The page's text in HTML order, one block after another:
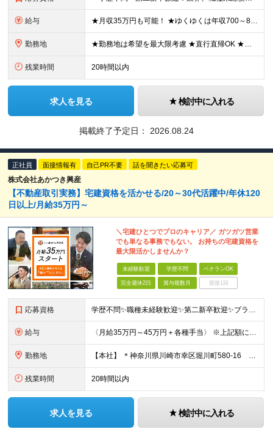
給与 ★月収35万円も可能！ ★ゆくゆくは年収700～800万円も！ ★手当が多数あり ・残業手当（100％）★1分単位で支給 ・資格手当（最大月6万円） ・結婚/出産祝金（最大3万円） 【首都圏・北関東
勤務地 ★勤務地は希望を最大限考慮 ★直行直帰OK ★車通勤のエリアもあり ★研修は、下記いずれかの研修センターで行います ・東京校（東京本社とアクセスは同様） ・大阪校（大阪府大阪市中央区道修町 2-1-1
残業時間 20時間以内
求人を見る 検討中に入れる
掲載終了予定日： 2026.08.24
正社員 面接情報有 自己PR不要 話を聞きたい応募可
株式会社あかつき興産
【不動産取引実務】宅建資格を活かせる/20～30代活躍中/年休120
日以上/月給35万円～
＼宅建ひとつでプロのキャリア／ ガツガツ営業
でも単なる事務でもない。 お持ちの宅建資格を
最大限活かしませんか？
未経験歓迎 学歴不問 ベテランOK
完全週休2日 賞与複数月 面接1回
応募資格 学歴不問✨職種未経験歓迎✨第二新卒歓迎✨ブランクOK❕ ■宅地建物取引士の資格をお持ちの方 （宅建試験に合格していて宅建士証未交付の方もOK） ◎不動産業界の経験をお持ちの方は歓迎します！
給与 〈月給35万円～45万円＋各種手当〉 ※上記額にはみなし残業代（45時間分・8万700円以上）および一律支給の宅建手当（2万円）を含みます。超過分は全額支給いたします。 ※経験・能力を考慮して決定
勤務地 【本社】 ＊神奈川県川崎市幸区堀川町580-16 川崎テックセンター9階 ※転勤はありません ※受動喫煙対策あり(オフィス内分煙)
残業時間 20時間以内
求人を見る 検討中に入れる